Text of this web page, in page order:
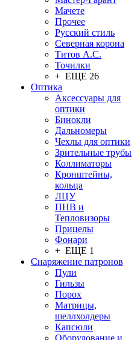
Мачете
Прочее
Русский стиль
Северная корона
Титов А.С.
Точилки
+ ЕЩЕ 26
Оптика
Аксессуары для
оптики
Бинокли
Дальномеры
Чехлы для оптики
Зрительные трубы
Коллиматоры
Кронштейны,
кольца
ЛЦУ
ПНВ и
Тепловизоры
Прицелы
Фонари
+ ЕЩЕ 1
Снаряжение патронов
Пули
Гильзы
Порох
Матрицы,
шеллхолдеры
Капсюли
Оборудование и